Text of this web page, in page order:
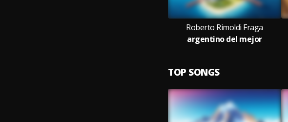
Roberto Rimoldi Fraga
argentino del mejor
TOP SONGS